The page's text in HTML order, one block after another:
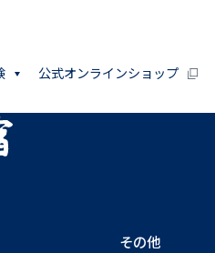
公式オンラインショップ
その他